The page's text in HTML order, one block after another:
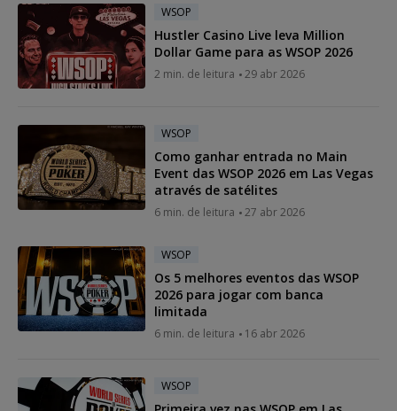
WSOP
Hustler Casino Live leva Million
Dollar Game para as WSOP 2026
2 min. de leitura 29 abr 2026
WSOP
Como ganhar entrada no Main
Event das WSOP 2026 em Las Vegas
através de satélites
6 min. de leitura 27 abr 2026
WSOP
Os 5 melhores eventos das WSOP
2026 para jogar com banca
limitada
6 min. de leitura 16 abr 2026
WSOP